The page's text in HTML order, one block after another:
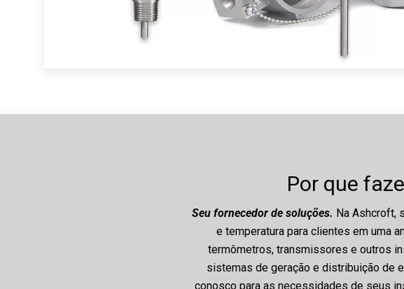
Por que
Seu fornecedor de soluções. Na Ashcroft,
e temperatura para clientes em uma
termômetros, transmissores e outros
sistemas de geração e distribuição de
conosco para as necessidades de seus